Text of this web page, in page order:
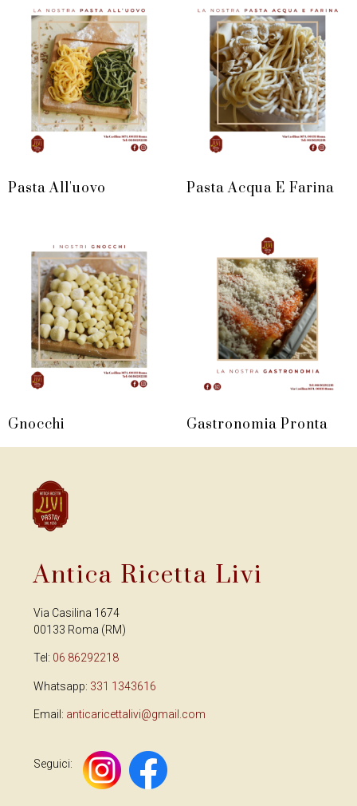
Pasta All'uovo Pasta Acqua E Farina
Gnocchi Gastronomia Pronta
Antica Ricetta Livi
Via Casilina 1674
00133 Roma (RM)
Tel: 06 86292218
Whatsapp: 331 1343616
Email: anticaricettalivi@gmail.com
Seguici: